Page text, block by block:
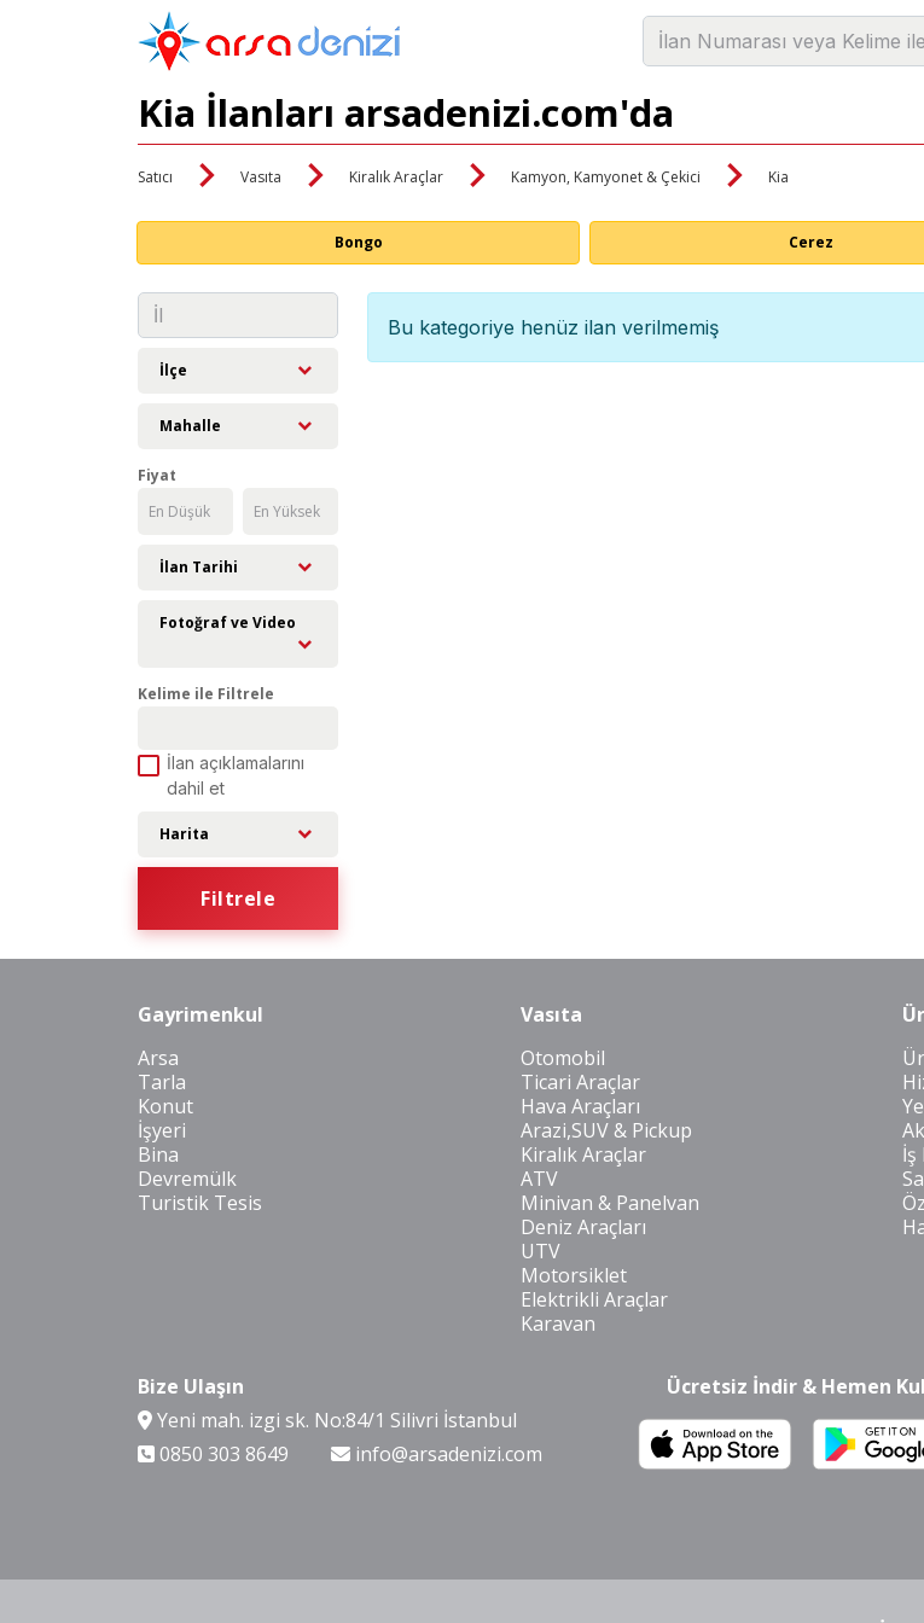
Kia İlanları arsadenizi.com'da
Satıcı Vasıta Kiralık Araçlar Kamyon, Kamyonet & Çekici Kia
Bongo Cerez
İlçe
Mahalle
Fiyat
İlan Tarihi
Fotoğraf ve Video
Kelime ile Filtrele
İlan açıklamalarını
dahil et
Harita
Filtrele
Bu kategoriye henüz ilan verilmemiş
Gayrimenkul
Arsa
Tarla
Konut
İşyeri
Bina
Devremülk
Turistik Tesis
Vasıta
Otomobil
Ticari Araçlar
Hava Araçları
Arazi,SUV & Pickup
Kiralık Araçlar
ATV
Minivan & Panelvan
Deniz Araçları
UTV
Motorsiklet
Elektrikli Araçlar
Karavan
İş
Bize Ulaşın
Yeni mah. izgi sk. No:84/1 Silivri İstanbul
0850 303 8649
info@arsadenizi.com
Ücretsiz İndir & Hemen